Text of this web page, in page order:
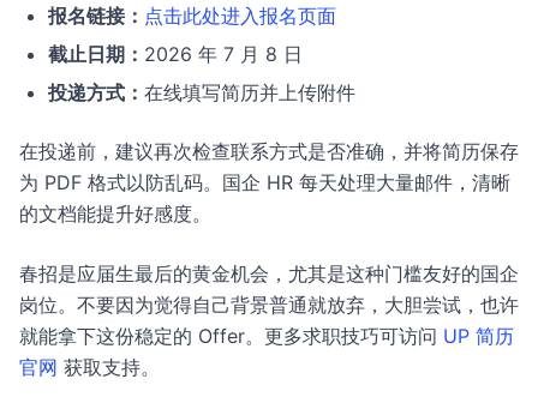
报名链接： 点击此处进入报名页面
截止日期： 2026 年 7 月 8 日
投递方式： 在线填写简历并上传附件
在投递前，建议再次检查联系方式是否准确，并将简历保存
为 PDF 格式以防乱码。国企 HR 每天处理大量邮件，清晰
的文档能提升好感度。
春招是应届生最后的黄金机会，尤其是这种门槛友好的国企
岗位。不要因为觉得自己背景普通就放弃，大胆尝试，也许
就能拿下这份稳定的 Offer。更多求职技巧可访问 UP 简历
官网 获取支持。